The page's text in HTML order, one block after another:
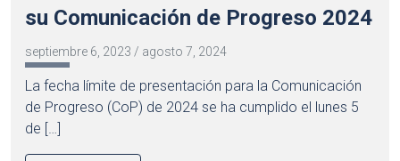
su Comunicación de Progreso 2024
septiembre 6, 2023 / agosto 7, 2024
La fecha límite de presentación para la Comunicación
de Progreso (CoP) de 2024 se ha cumplido el lunes 5
de […]